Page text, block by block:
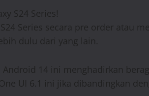
S24 Series!
Series secara pre order atau
dulu dari yang lain.
Android 14 ini menghadirkan
UI 6.1 ini jika dibandingkan